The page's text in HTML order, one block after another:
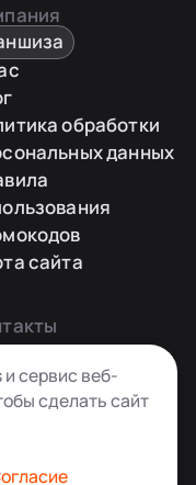
обработки
данных
сайта
звонок
181-55-45
сервис веб-
сделать сайт